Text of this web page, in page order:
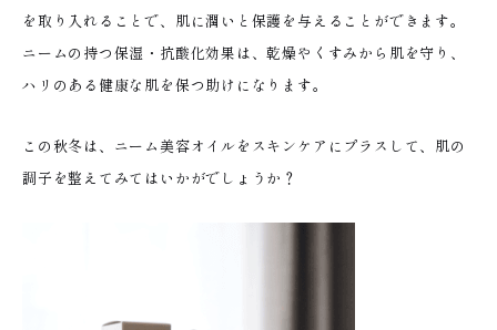
を取り入れることで、肌に潤いと保護を与えることができます。
ニームの持つ保湿・抗酸化効果は、乾燥やくすみから肌を守り、
ハリのある健康な肌を保つ助けになります。
この秋冬は、ニーム美容オイルをスキンケアにプラスして、肌の
調子を整えてみてはいかがでしょうか？